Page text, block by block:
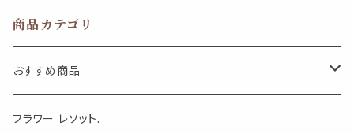
涼しい スプレー
枕 睡眠 癒し 植
物由来 消臭 静
菌 携帯用 ギフ
ギフト プレゼン
商品カテゴリ
おすすめ商品
気になる虫対策に
フラワー レソット.